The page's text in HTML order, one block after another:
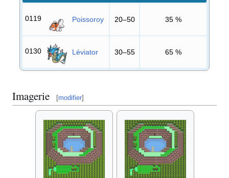
0119 Poissoroy 20–50 35 %
0130 Léviator 30–55 65 %
Imagerie [modifier]